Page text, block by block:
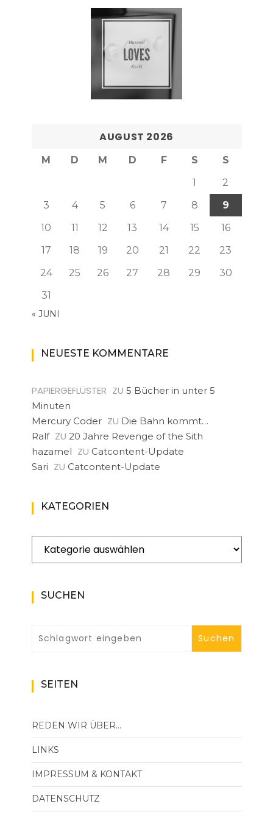
AUGUST 2026
M D M D F S
S
1
2
3
4 5 6 7 8
9
10
11 12 13 14 15
16
17
18 19 20 21 22
23
24
25 26 27 28 29
30
31
« JUNI
NEUESTE KOMMENTARE
PAPIERGEFLÜSTER ZU 5 Bücher in unter 5
Minuten
Mercury Coder ZU Die Bahn kommt…
Ralf ZU 20 Jahre Revenge of the Sith
hazamel ZU Catcontent-Update
Sari ZU Catcontent-Update
KATEGORIEN
SUCHEN
SEITEN
REDEN WIR ÜBER…
LINKS
IMPRESSUM & KONTAKT
DATENSCHUTZ